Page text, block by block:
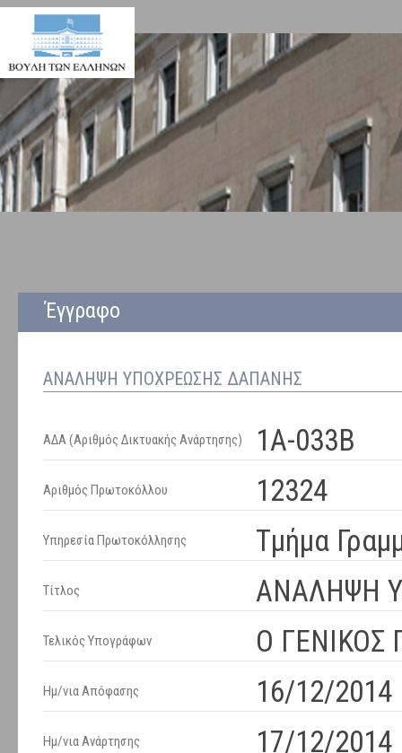
Έγγραφο
ΑΝΑΛΗΨΗ ΥΠΟΧΡΕΩΣΗΣ ΔΑΠΑΝΗΣ
ΑΔΑ (Αριθμός Δικτυακής Ανάρτησης) 1Α-033Β
Αριθμός Πρωτοκόλλου 12324
Υπηρεσία Πρωτοκόλλησης Τμήμα
Τίτλος ΑΝΑΛΗΨΗ
Τελικός Υπογράφων Ο
Ημ/νια Απόφασης 16/12/2014
Ημ/νια Ανάρτησης 17/12/2014